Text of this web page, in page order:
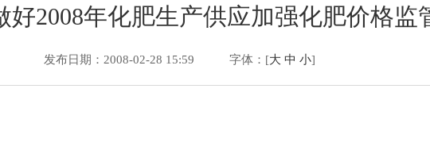
好2008年化肥生产供应加强化肥价格监
发布日期：2008-02-28 15:59 字体：[大 中 小]